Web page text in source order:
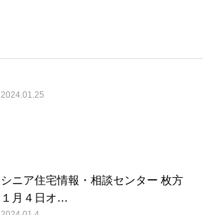
2024.01.25
シニア住宅情報・相談センター 枚方
１月４日オ…